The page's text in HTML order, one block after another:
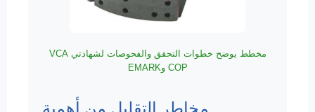
مخطط يوضح خطوات التحقق والفحوصات لشهادتي VCA
COP وEMARK